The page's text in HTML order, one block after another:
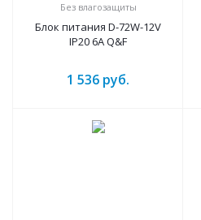
Без влагозащиты
Блок питания D-72W-12V
IP20 6A Q&F
1 536 руб.